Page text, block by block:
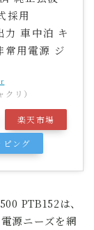
採用
車中泊 キ
常用電源 ジ
リ）
楽天市場
ング
PTB152は、
源ニーズを網